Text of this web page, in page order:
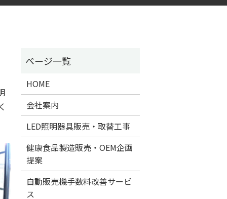
HOME
会社案内
LED照明器具販売・取替工事
健康食品製造販売・OEM企画
提案
自動販売機手数料改善サービ
ス